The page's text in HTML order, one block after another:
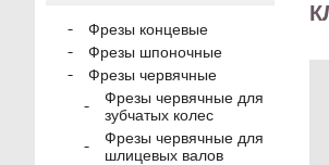
Фрезы концевые
Фрезы шпоночные
Фрезы червячные
Фрезы червячные для
зубчатых колес
Фрезы червячные для
шлицевых валов